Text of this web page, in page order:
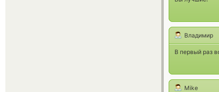
Владимир
В первый раз
Mike